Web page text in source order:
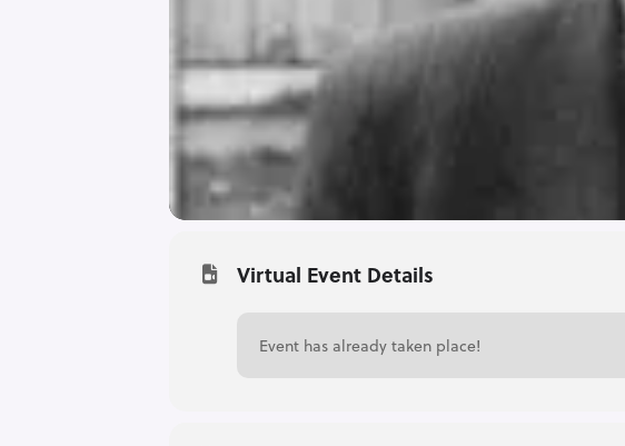
Virtual Event Details
Event has already taken place!